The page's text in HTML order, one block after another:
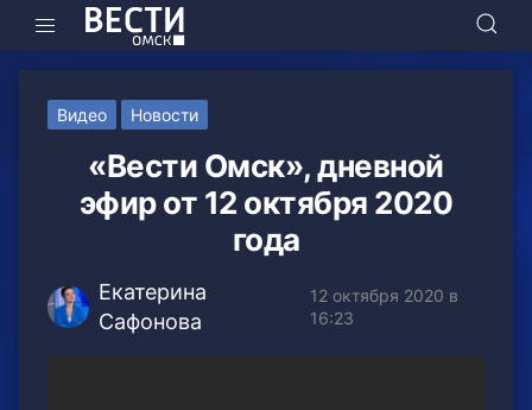
Видео Новости
«Вести Омск», дневной
эфир от 12 октября 2020
года
Екатерина
Сафонова
12 октября 2020 в
16:23